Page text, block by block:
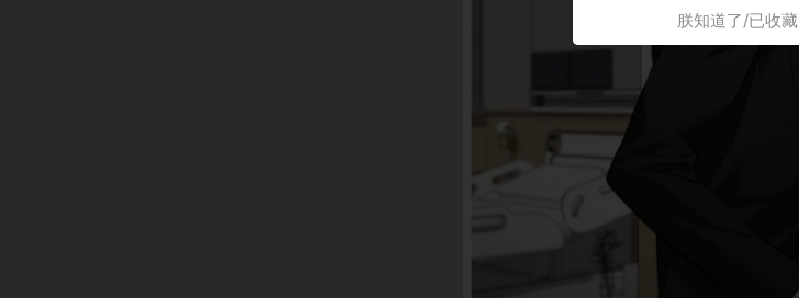
朕知道了/已收藏